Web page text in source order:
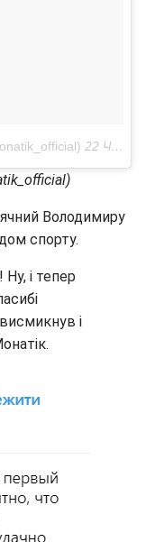
22 Чер 2018 р. о 12:11 PDT
Володимиру
спорту.
і тепер
і